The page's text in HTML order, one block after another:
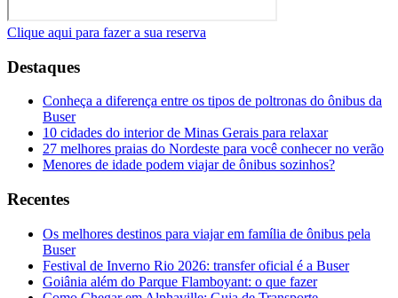
Clique aqui para fazer a sua reserva
Destaques
Conheça a diferença entre os tipos de poltronas do ônibus da
Buser
10 cidades do interior de Minas Gerais para relaxar
27 melhores praias do Nordeste para você conhecer no verão
Menores de idade podem viajar de ônibus sozinhos?
Recentes
Os melhores destinos para viajar em família de ônibus pela
Buser
Festival de Inverno Rio 2026: transfer oficial é a Buser
Goiânia além do Parque Flamboyant: o que fazer